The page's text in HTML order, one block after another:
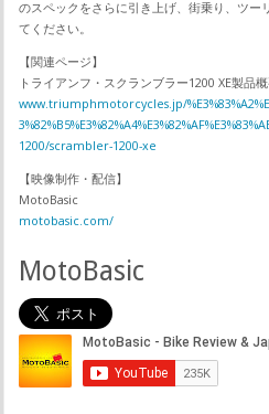
のスペックをさらに引き上げ、街乗り、ツー
てください。
【関連ページ】
トライアンフ・スクランブラー1200 XE製品
www.triumphmotorcycles.jp/
1200/scrambler-1200-xe
【映像制作・配信】
MotoBasic
motobasic.com/
MotoBasic